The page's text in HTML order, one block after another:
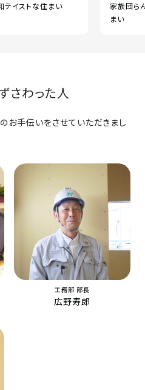
イストな住まい
家族団ら
まい
さわった人
お手伝いをさせていただきまし
工務部 部長
広野寿郎